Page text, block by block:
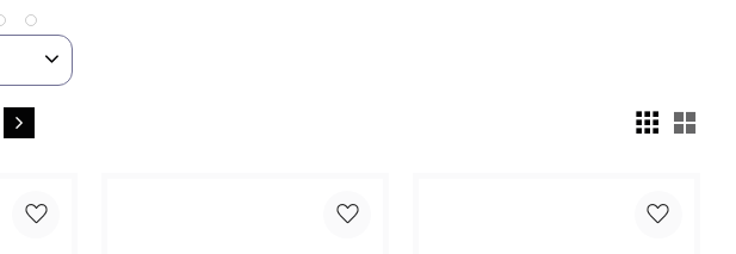
Lägg till i favoriter Lägg till i favoriter Lägg till